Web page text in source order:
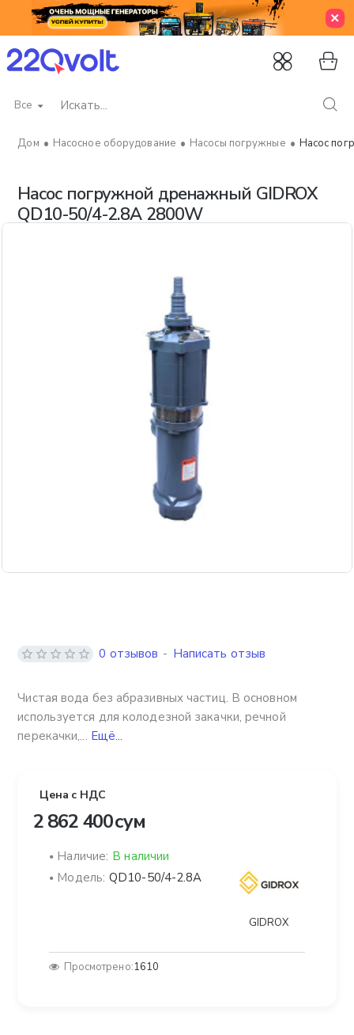
Все
Искать...
Насос погружной дренажный GIDROX
QD10-50/4-2.8A 2800W
Насосное оборудование Насосы погружные Насос
Чистая вода без абразивных частиц. В основном
используется для колодезной закачки, речной
перекачки,... Ещё...
0 отзывов - Написать отзыв
Цена с НДС
2 862 400 сум
Наличие: В наличии
Модель: QD10-50/4-2.8A
GIDROX
Просмотрено:1610